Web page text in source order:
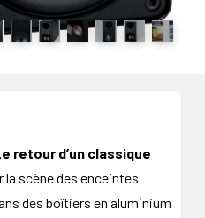
retour d’un classique
la scène des enceintes
des boîtiers en aluminium